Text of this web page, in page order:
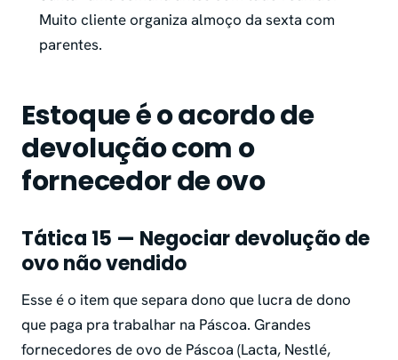
Muito cliente organiza almoço da sexta com
parentes.
Estoque é o acordo de
devolução com o
fornecedor de ovo
Tática 15 — Negociar devolução de
ovo não vendido
Esse é o item que separa dono que lucra de dono
que paga pra trabalhar na Páscoa. Grandes
fornecedores de ovo de Páscoa (Lacta, Nestlé,